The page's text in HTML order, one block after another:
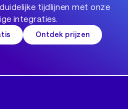
tijdlijnen met onze
integraties.
Ontdek prijzen